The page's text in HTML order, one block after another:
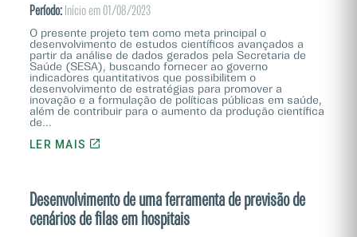
Período: Início em 01/08/2023
O presente projeto tem como meta principal o
desenvolvimento de estudos científicos avançados a
partir da análise de dados gerados pela Secretaria de
Saúde (SESA), buscando fornecer ao governo
indicadores quantitativos que possibilitem o
desenvolvimento de estratégias para promover a
inovação e a formulação de políticas públicas em saúde,
além de contribuir para o aumento da produção científica
de...
LER MAIS
Desenvolvimento de uma ferramenta de previsão de
cenários de filas em hospitais